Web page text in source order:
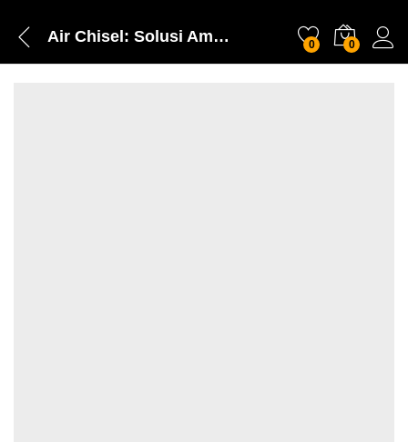
Air Chisel: Solusi Ampuh Mengatasi Masalah Lebih Mudah! 0 0